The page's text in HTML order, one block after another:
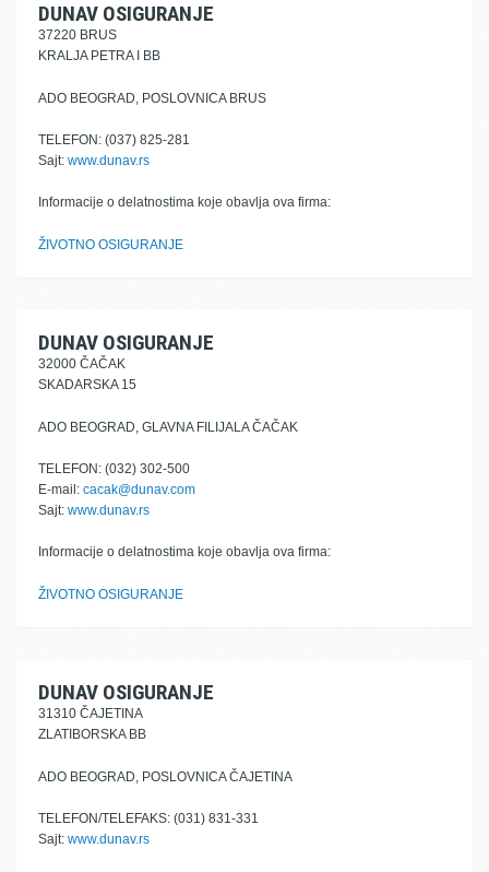
DUNAV OSIGURANJE
37220 BRUS
KRALJA PETRA I BB
ADO BEOGRAD, POSLOVNICA BRUS
TELEFON: (037) 825-281
Sajt: www.dunav.rs
Informacije o delatnostima koje obavlja ova firma:
ŽIVOTNO OSIGURANJE
DUNAV OSIGURANJE
32000 ČAČAK
SKADARSKA 15
ADO BEOGRAD, GLAVNA FILIJALA ČAČAK
TELEFON: (032) 302-500
E-mail: cacak@dunav.com
Sajt: www.dunav.rs
Informacije o delatnostima koje obavlja ova firma:
ŽIVOTNO OSIGURANJE
DUNAV OSIGURANJE
31310 ČAJETINA
ZLATIBORSKA BB
ADO BEOGRAD, POSLOVNICA ČAJETINA
TELEFON/TELEFAKS: (031) 831-331
Sajt: www.dunav.rs